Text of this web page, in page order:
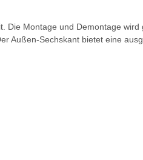
Montage und Demontage
Außen-Sechskant bietet eine